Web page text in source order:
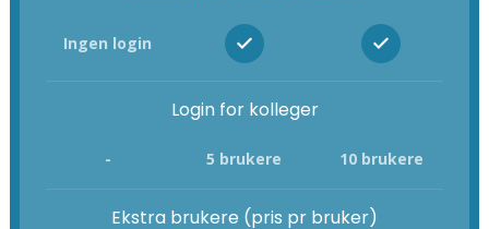
Ingen login
Login for kolleger
- 5 brukere 10 brukere
Ekstra brukere (pris pr bruker)